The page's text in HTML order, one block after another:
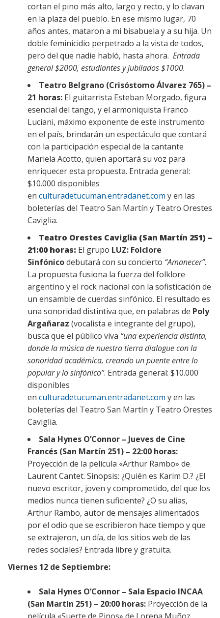
cortan el pino más alto, largo y recto, y lo clavan
en la plaza del pueblo. En ese mismo lugar, 70
años antes, mataron a mi bisabuela y a su hija. Un
doble feminicidio perpetrado a la vista de todos,
pero del que nadie habló, hasta ahora. Entrada
general $2000, estudiantes y jubilados $1000.
Teatro Belgrano (Crisóstomo Álvarez 765) –
21 horas: El guitarrista Esteban Morgado, figura
esencial del tango, y el armoniquista Franco
Luciani, máximo exponente de este instrumento
en el país, brindarán un espectáculo que contará
con la participación especial de la cantante
Mariela Acotto, quien aportará su voz para
enriquecer esta propuesta. Entrada general:
$10.000 disponibles
en culturadetucuman.entradanet.com y en las
boleterías del Teatro San Martín y Teatro Orestes
Caviglia.
Teatro Orestes Caviglia (San Martín 251) –
21:00 horas: El grupo LUZ: Folclore
Sinfónicodebutará con su concierto “Amanecer”.
La propuesta fusiona la fuerza del folklore
argentino y el rock nacional con la sofisticación de
un ensamble de cuerdas sinfónico. El resultado es
una sonoridad distintiva que, en palabras de Poly
Argañaraz (vocalista e integrante del grupo),
busca que el público viva “una experiencia distinta,
donde la música de nuestra tierra dialogue con la
sonoridad académica, creando un puente entre lo
popular y lo sinfónico”. Entrada general: $10.000
disponibles
en culturadetucuman.entradanet.com y en las
boleterías del Teatro San Martín y Teatro Orestes
Caviglia.
Sala Hynes O’Connor – Jueves de Cine
Francés (San Martín 251) – 22:00 horas:
Proyección de la película «Arthur Rambo» de
Laurent Cantet. Sinopsis: ¿Quién es Karim D.? ¿El
nuevo escritor, joven y comprometido, del que los
medios nunca tienen suficiente? ¿O su alias,
Arthur Rambo, autor de mensajes alimentados
por el odio que se escribieron hace tiempo y que
se extrajeron, un día, de los sitios web de las
redes sociales? Entrada libre y gratuita.
Viernes 12 de Septiembre:
Sala Hynes O’Connor – Sala Espacio INCAA
(San Martín 251) – 20:00 horas: Proyección de la
película «Suerte de Pinos» de Lorena Muñoz.